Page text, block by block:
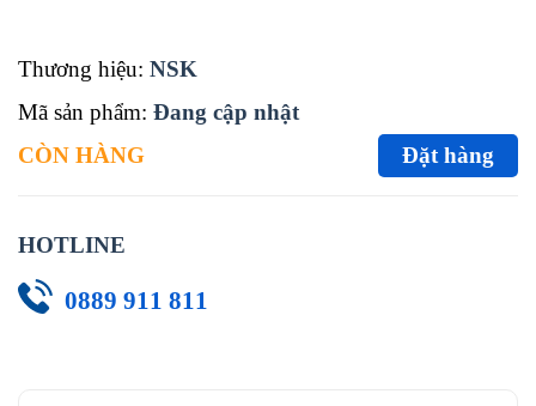
Thương hiệu: NSK
Mã sản phẩm: Đang cập nhật
CÒN HÀNG
Đặt hàng
HOTLINE
0889 911 811